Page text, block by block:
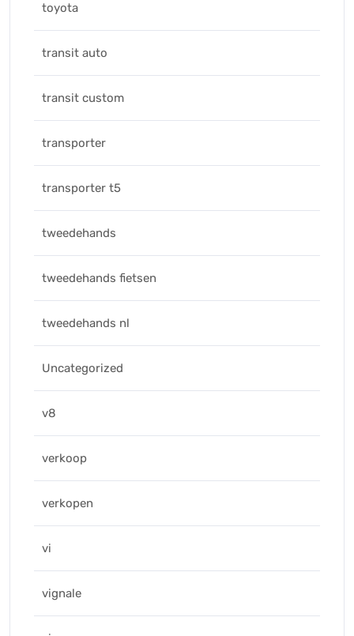
toyota
transit auto
transit custom
transporter
transporter t5
tweedehands
tweedehands fietsen
tweedehands nl
Uncategorized
v8
verkoop
verkopen
vi
vignale